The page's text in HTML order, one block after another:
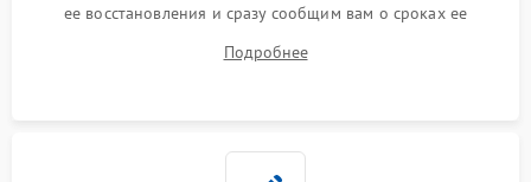
ее восстановления и сразу сообщим вам о сроках ее
Подробнее